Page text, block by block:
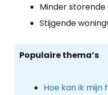
Minder storende
Stijgende
Populaire thema’s
Hoe kan ik mijn